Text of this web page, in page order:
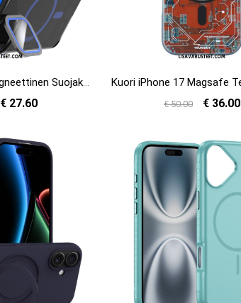
€ 27.60 € 50.00 € 36.00